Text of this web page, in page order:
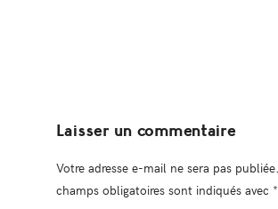
Laisser un commentaire
Votre adresse e-mail ne sera pas publiée.
champs obligatoires sont indiqués avec *